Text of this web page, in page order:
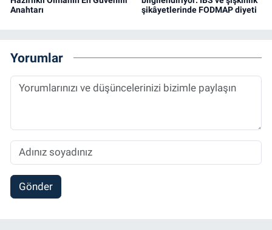
Anahtarı
şikâyetlerinde FODMAP diyeti
Yorumlar
Gönder